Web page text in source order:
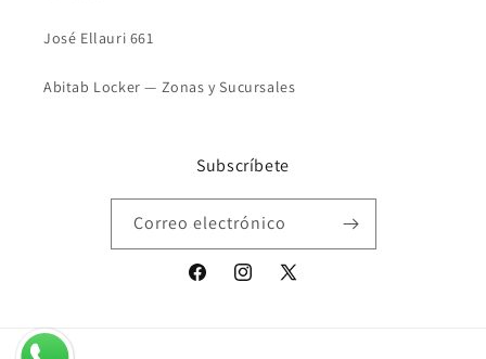
José Ellauri 661
Abitab Locker — Zonas y Sucursales
Subscríbete
Correo electrónico
FacebookInstagram
X